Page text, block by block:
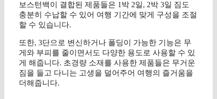
보스턴백이 결합된 제품들은 1박 2일, 2박 3일 짐도
충분히 수납할 수 있어 여행 기간에 맞게 구성을 조절
할 수 있습니다.
또한, 3단으로 변신하거나 폴딩이 가능한 기능은 무
게와 부피를 줄이면서도 다양한 용도로 사용할 수 있
게 해줍니다. 초경량 소재를 사용한 제품들은 무거운
짐을 들고 다니는 고생을 덜어주어 여행의 즐거움을
더해줍니다.